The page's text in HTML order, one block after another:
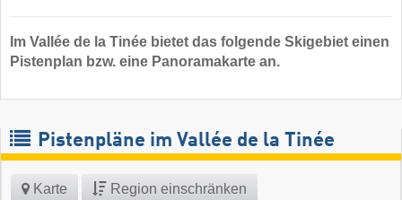
Im Vallée de la Tinée bietet das folgende Skigebiet einen
Pistenplan bzw. eine Panoramakarte an.
Pistenpläne im Vallée de la Tinée
Karte Region einschränken